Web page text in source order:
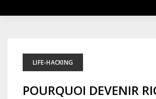
LIFE-HACKING
POURQUOI DEVENIR